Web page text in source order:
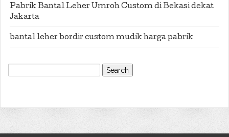
Pabrik Bantal Leher Umroh Custom di Bekasi dekat
Jakarta
bantal leher bordir custom mudik harga pabrik
Search
for: